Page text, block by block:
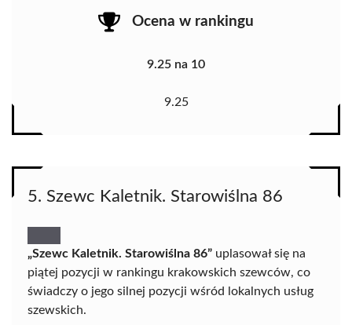
Ocena w rankingu
9.25 na 10
9.25
5. Szewc Kaletnik. Starowiślna 86
„Szewc Kaletnik. Starowiślna 86” uplasował się na
piątej pozycji w rankingu krakowskich szewców, co
świadczy o jego silnej pozycji wśród lokalnych usług
szewskich.